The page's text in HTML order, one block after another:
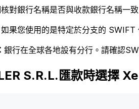
對銀行名稱是否與收款銀行名稱一致
如果您使用的是特定於分支的 SWIFT
銀行在全球各地設有分行。請確認
S.R.L.匯款時選擇 Xe